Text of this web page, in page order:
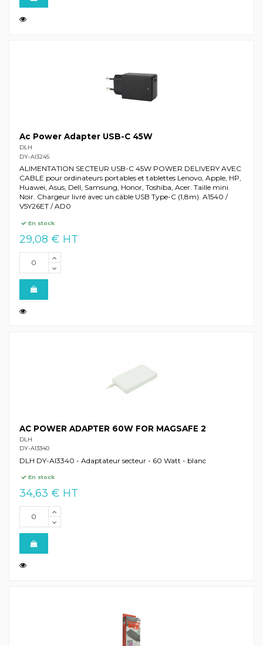
Ac Power Adapter USB-C 45W
DLH
DY-AI3245
ALIMENTATION SECTEUR USB-C 45W POWER DELIVERY AVEC
CABLE pour ordinateurs portables et tablettes Lenovo, Apple, HP,
Huawei, Asus, Dell, Samsung, Honor, Toshiba, Acer. Taille mini.
Noir. Chargeur livré avec un câble USB Type-C (1,8m). A1540 /
V5Y26ET / AD0
En stock
29,08 € HT
AC POWER ADAPTER 60W FOR MAGSAFE 2
DLH
DY-AI3340
DLH DY-AI3340 - Adaptateur secteur - 60 Watt - blanc
En stock
34,63 € HT